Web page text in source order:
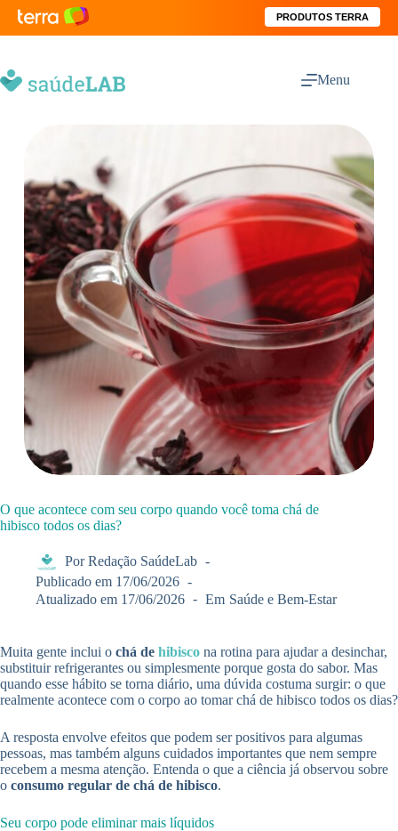
PRODUTOS TERRA
Menu
O que acontece com seu corpo quando você toma chá de
hibisco todos os dias?
Por Redação SaúdeLab
Publicado em 17/06/2026
Atualizado em 17/06/2026 Em Saúde e Bem-Estar
Muita gente inclui o chá de hibisco na rotina para ajudar a desinchar,
substituir refrigerantes ou simplesmente porque gosta do sabor. Mas
quando esse hábito se torna diário, uma dúvida costuma surgir: o que
realmente acontece com o corpo ao tomar chá de hibisco todos os dias?
A resposta envolve efeitos que podem ser positivos para algumas
pessoas, mas também alguns cuidados importantes que nem sempre
recebem a mesma atenção. Entenda o que a ciência já observou sobre
o consumo regular de chá de hibisco.
Seu corpo pode eliminar mais líquidos